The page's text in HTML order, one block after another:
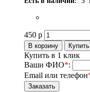
450 р
Купить в 1 клик
Ваши ФИО*:
Email или телефон